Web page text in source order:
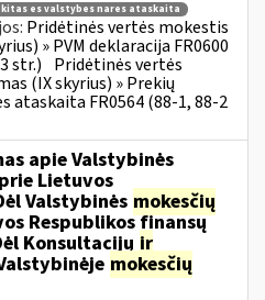
es valstybes nares ataskaita
Pridėtinės vertės mokestis
» PVM deklaracija FR0600
str.) Pridėtinės vertės
(IX skyrius) » Prekių
ataskaita FR0564 (88-1, 88-2
apie Valstybinės
Lietuvos
Valstybinės mokesčių
Respublikos finansų
Konsultacijų ir
mokesčių